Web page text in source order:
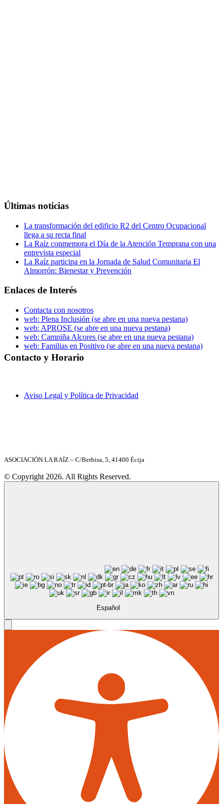
Últimas noticias
La transformación del edificio R2 del Centro Ocupacional
llega a su recta final
La Raíz conmemora el Día de la Atención Temprana con una
entrevista especial
La Raíz participa en la Jornada de Salud Comunitaria El
Almorrón: Bienestar y Prevención
Enlaces de Interés
Contacta con nosotros
web: Plena Inclusión (se abre en una nueva pestana)
web: APROSE (se abre en una nueva pestana)
web: Campiña Alcores (se abre en una nueva pestana)
web: Familias en Positivo (se abre en una nueva pestana)
Contacto y Horario
Aviso Legal y Política de Privacidad
ASOCIACIÓN LA RAÍZ – C/Berbisa, 5, 41400 Écija
© Copyright 2026. All Rights Reserved.
Español